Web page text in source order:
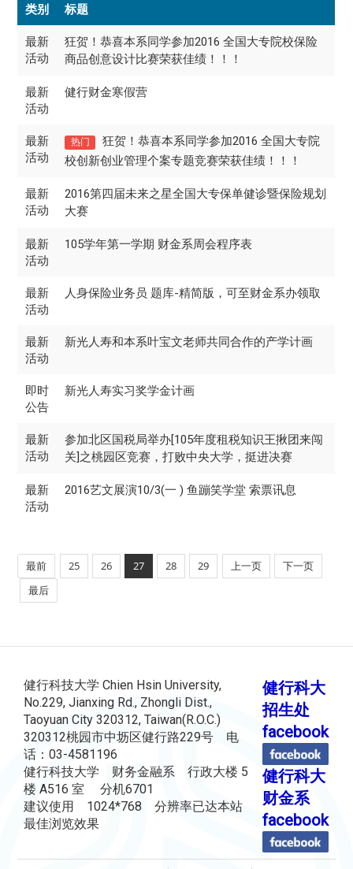
类别 标题
最新
活动
狂贺！恭喜本系同学参加2016 全国大专院校保险
商品创意设计比赛荣获佳绩！！！
最新
活动
健行财金寒假营
最新
活动
热门
狂贺！恭喜本系同学参加2016 全国大专院
校创新创业管理个案专题竞赛荣获佳绩！！！
最新
活动
2016第四届未来之星全国大专保单健诊暨保险规划
大赛
最新
活动
105学年第一学期 财金系周会程序表
最新
活动
人身保险业务员 题库-精简版，可至财金系办领取
最新
活动
新光人寿和本系叶宝文老师共同合作的产学计画
即时
公告
新光人寿实习奖学金计画
最新
活动
参加北区国税局举办[105年度租税知识王揪团来闯
关]之桃园区竞赛，打败中央大学，挺进决赛
最新
活动
2016艺文展演10/3(一 ) 鱼蹦笑学堂 索票讯息
最前 25 26 27 28 29 上一页
下一页
最后
健行科技大学 Chien Hsin University,
No.229, Jianxing Rd., Zhongli Dist.,
Taoyuan City 320312, Taiwan(R.O.C.)
320312桃园市中坜区健行路229号 电
话：03-4581196
健行科技大学 财务金融系 行政大楼 5
楼 A516 室 分机6701
建议使用 1024*768 分辨率已达本站
最佳浏览效果
健行科大
招生处
facebook
健行科大
财金系
facebook